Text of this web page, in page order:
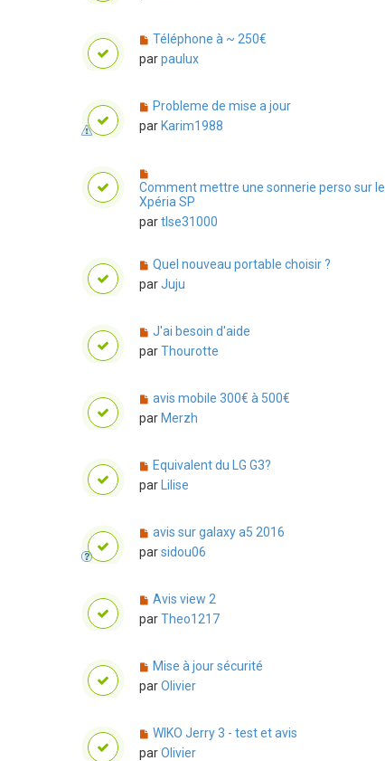
Téléphone à ~ 250€
parpaulux
Probleme de mise a jour
parKarim1988
Comment mettre une sonnerie perso sur le
Xpéria SP
partlse31000
Quel nouveau portable choisir ?
parJuju
J'ai besoin d'aide
parThourotte
avis mobile 300€ à 500€
parMerzh
Equivalent du LG G3?
parLilise
avis sur galaxy a5 2016
parsidou06
Avis view 2
parTheo1217
Mise à jour sécurité
parOlivier
WIKO Jerry 3 - test et avis
parOlivier